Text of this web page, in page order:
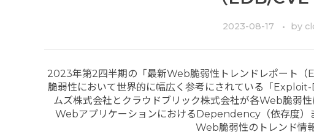
2023-08-17 by
2023年第2四半期の「最新Web脆弱性トレンドレポート
脆弱性において世界的に幅広く参考にされている「
ムズ株式会社とクラウドブリック株式会社が各Web脆弱
WebアプリケーションにおけるDependency（依存度）
Web脆弱性のトレンド情